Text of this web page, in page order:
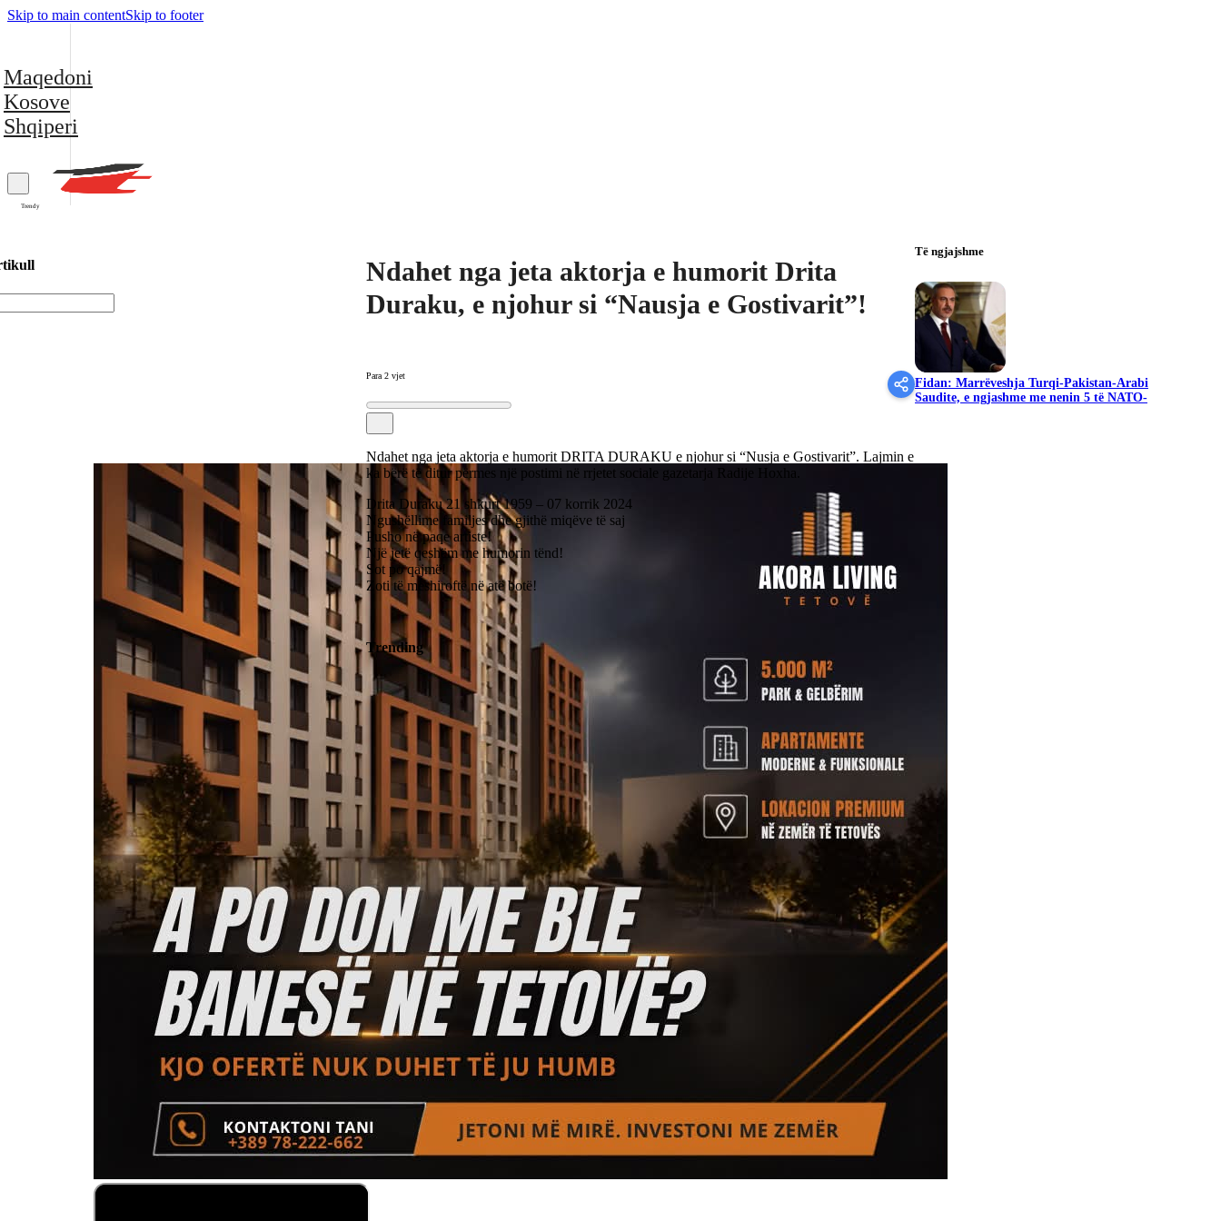
Skip to main contentSkip to footer
Maqedoni
Kosove
Shqiperi
Trendy
Ndahet nga jeta aktorja e humorit Drita
Duraku, e njohur si “Nausja e Gostivarit”!
Para 2 vjet
Ndahet nga jeta aktorja e humorit DRITA DURAKU e njohur si “Nusja e Gostivarit”. Lajmin e
ka bërë të ditur përmes një postimi në rrjetet sociale gazetarja Radije Hoxha.
Drita Duraku 21 shkurt 1959 – 07 korrik 2024
Ngushëllime familjes dhe gjithë miqëve të saj
Pusho në paqe artiste!
Një jetë qeshëm me humorin tënd!
Sot po qajmë!
Zoti të mëshiroftë në atë botë!
Trending
Të ngjajshme
Fidan: Marrëveshja Turqi-Pakistan-Arabi
Saudite, e ngjashme me nenin 5 të NATO-